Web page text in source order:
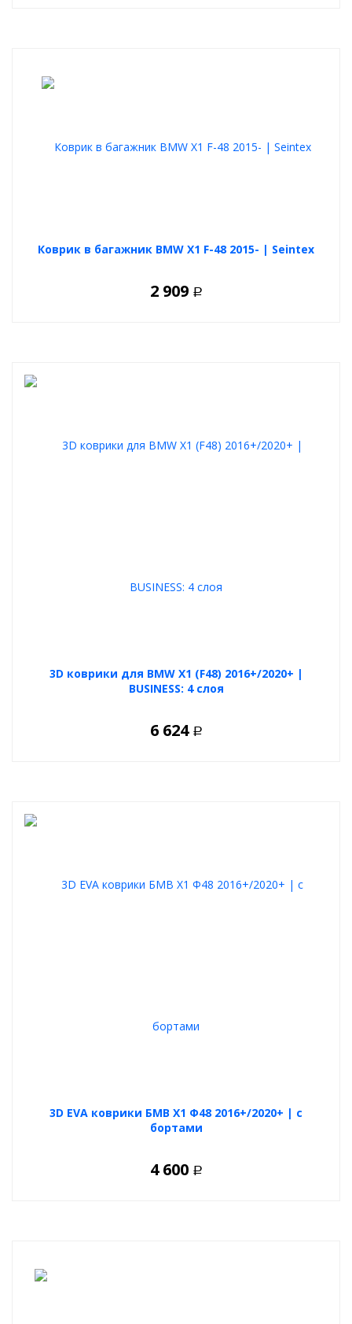
Коврик в багажник BMW X1 F-48 2015- | Seintex
2 909 Р
3D коврики для BMW X1 (F48) 2016+/2020+ |
BUSINESS: 4 слоя
6 624 Р
3D EVA коврики БМВ Х1 Ф48 2016+/2020+ | с
бортами
4 600 Р